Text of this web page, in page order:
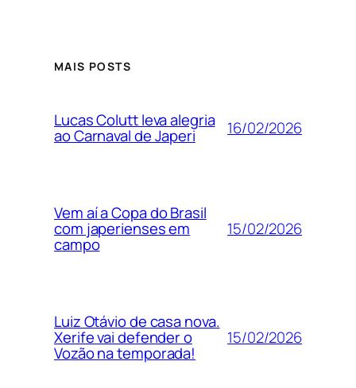
MAIS POSTS
Lucas Colutt leva alegria
ao Carnaval de Japeri 16/02/2026
Vem aí a Copa do Brasil
com japerienses em
campo
15/02/2026
Luiz Otávio de casa nova.
Xerife vai defender o
Vozão na temporada!
15/02/2026